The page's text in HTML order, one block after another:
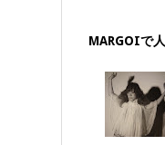
MARGOIで